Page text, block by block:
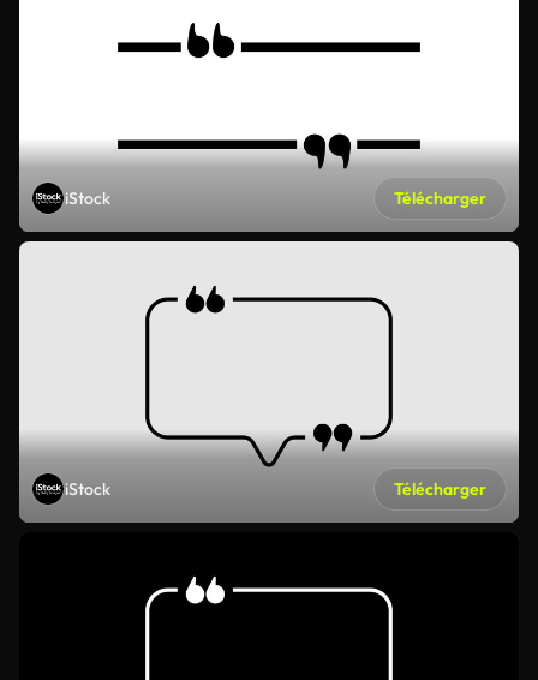
iStock Télécharger
iStock Télécharger